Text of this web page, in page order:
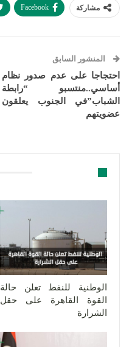
مشاركة Facebook
المنشور السابق
احتجاجا على عدم صدور نظام
أساسي..منتسبو “رابطة
الشباب”في الجنوب يعلقون
عضويتهم
الوطنية للنفط تعلن حالة
القوة القاهرة على حقل
الشرارة